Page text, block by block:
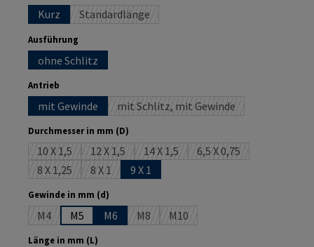
Kurz Standardlänge(Diese Option ist zurzeit nicht verfügbar.)
Ausführung
ohne Schlitz
Antrieb
mit Gewinde mit Schlitz, mit Gewinde(Diese Option ist zurzeit nicht
Durchmesser in mm (D)
10 X 1,5(Diese Option ist zurzeit nicht verfügbar.)
12 X 1,5(Diese Option ist zurzeit nicht verfügbar.)
14 X 1,5(Diese Option ist zurzeit nicht
6,5 X 0,75(Diese Option ist
8 X 1,25(Diese Option ist zurzeit nicht verfügbar.)
8 X 1(Diese Option ist zurzeit nicht verfügbar.)
9 X 1
Gewinde in mm (d)
M4(Diese Option ist zurzeit nicht verfügbar.)
M5 M6 M8(Diese Option ist zurzeit nicht
M10(Diese Option ist zurzeit nicht
Länge in mm (L)